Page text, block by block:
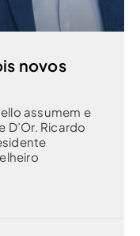
novos
assumem e
Ricardo